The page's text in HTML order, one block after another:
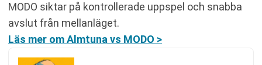
MODO siktar på kontrollerade uppspel och snabba
avslut från mellanläget.
Läs mer om Almtuna vs MODO >